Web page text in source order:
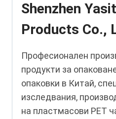
Shenzhen
Products Co.,
Професионален
продукти за
опаковки в Китай,
изследвания,
на пластмасови PET